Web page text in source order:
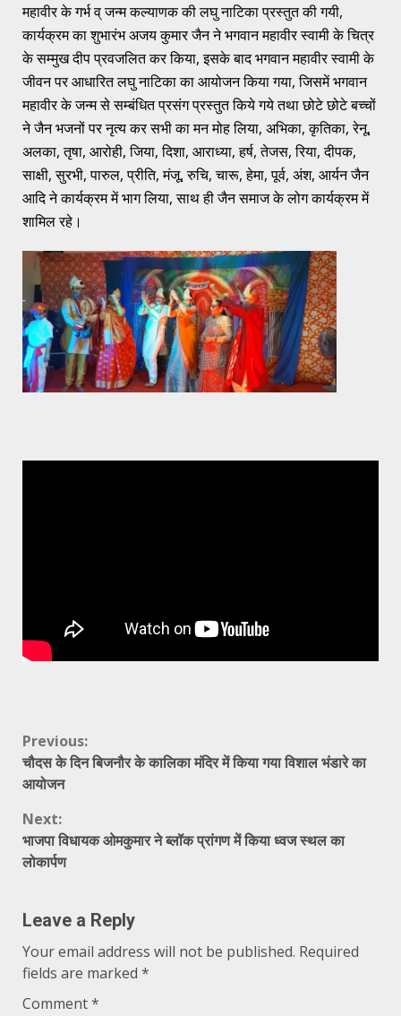
महावीर के गर्भ व् जन्म कल्याणक की लघु नाटिका प्रस्तुत की गयी,
कार्यक्रम का शुभारंभ अजय कुमार जैन ने भगवान महावीर स्वामी के चित्र
के सम्मुख दीप प्रवजलित कर किया, इसके बाद भगवान महावीर स्वामी के
जीवन पर आधारित लघु नाटिका का आयोजन किया गया, जिसमें भगवान
महावीर के जन्म से सम्बंधित प्रसंग प्रस्तुत किये गये तथा छोटे छोटे बच्चों
ने जैन भजनों पर नृत्य कर सभी का मन मोह लिया, अभिका, कृतिका, रेनू,
अलका, तृषा, आरोही, जिया, दिशा, आराध्या, हर्ष, तेजस, रिया, दीपक,
साक्षी, सुरभी, पारुल, प्रीति, मंजू, रुचि, चारू, हेमा, पूर्व, अंश, आर्यन जैन
आदि ने कार्यक्रम में भाग लिया, साथ ही जैन समाज के लोग कार्यक्रम में
शामिल रहे।
Continue
Reading
Previous:
चौदस के दिन बिजनौर के कालिका मंदिर में किया गया विशाल भंडारे का
आयोजन
Next:
भाजपा विधायक ओमकुमार ने ब्लॉक प्रांगण में किया ध्वज स्थल का
लोकार्पण
Leave a Reply
Your email address will not be published. Required
fields are marked *
Comment*